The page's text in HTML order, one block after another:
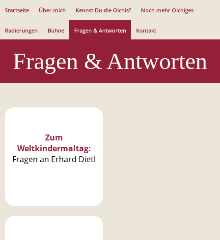
Jump to navigation
Startseite Über mich Kennst Du die Olchis? Noch mehr Olchiges
Radierungen Bühne Fragen & Antworten Kontakt
Fragen & Antworten
F
n
&
Zum
Weltkindermaltag:
Fragen an Erhard Dietl